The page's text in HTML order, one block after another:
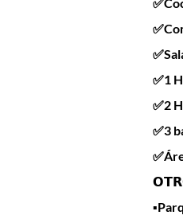
✅1
✅2
✅3